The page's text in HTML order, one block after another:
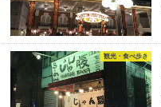
観光・食べ歩き